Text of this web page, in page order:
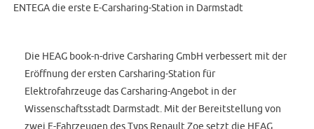
ENTEGA die erste E-Carsharing-Station in Darmstadt
Die HEAG book-n-drive Carsharing GmbH verbessert mit der
Eröffnung der ersten Carsharing-Station für
Elektrofahrzeuge das Carsharing-Angebot in der
Wissenschaftsstadt Darmstadt. Mit der Bereitstellung von
zwei E-Fahrzeugen des Typs Renault Zoe setzt die HEAG